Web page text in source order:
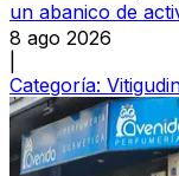
un abanico de
8 ago 2026
Categoría: